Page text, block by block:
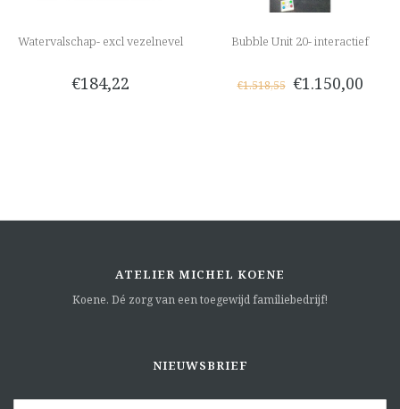
Watervalschap- excl vezelnevel
€184,22
Bubble Unit 20- interactief
€1.518,55 €1.150,00
ATELIER MICHEL KOENE
Koene. Dé zorg van een toegewijd familiebedrijf!
NIEUWSBRIEF